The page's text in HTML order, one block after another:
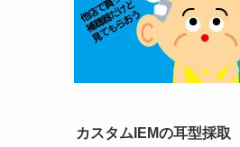
カスタムIEMの耳型採取